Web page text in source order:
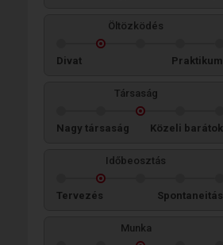
Öltözködés
Divat Praktikum
Társaság
Nagy társaság Közeli barátok
Időbeosztás
Tervezés Spontaneitás
Munka